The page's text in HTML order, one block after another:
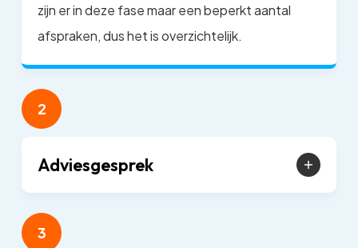
zijn er in deze fase maar een beperkt aantal
afspraken, dus het is overzichtelijk.
2
Adviesgesprek
3